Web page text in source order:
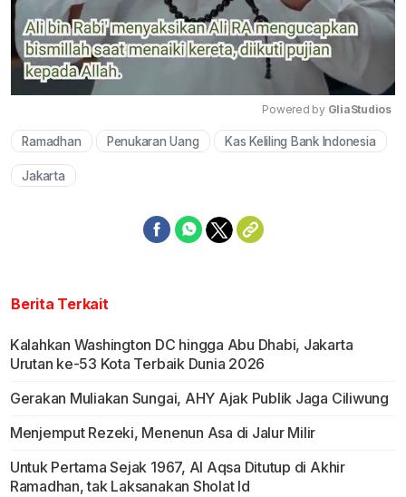
Mute
Powered by GliaStudios
Ramadhan Penukaran Uang Kas Keliling Bank Indonesia
Jakarta
Berita Terkait
Kalahkan Washington DC hingga Abu Dhabi, Jakarta
Urutan ke-53 Kota Terbaik Dunia 2026
Gerakan Muliakan Sungai, AHY Ajak Publik Jaga Ciliwung
Menjemput Rezeki, Menenun Asa di Jalur Milir
Untuk Pertama Sejak 1967, Al Aqsa Ditutup di Akhir
Ramadhan, tak Laksanakan Sholat Id